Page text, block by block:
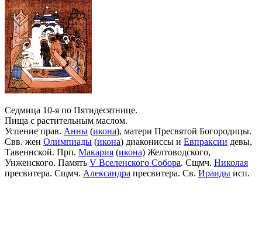
Седмица 10-я по Пятидесятнице.
Пища с растительным маслом.
Успение прав. Анны (икона), матери Пресвятой Богородицы.
Свв. жен Олимпиады (икона) диакониссы и Евпраксии девы,
Тавеннской. Прп. Макария (икона) Желтоводского,
Унженского. Память V Вселенского Собора. Сщмч. Николая
пресвитера. Сщмч. Александра пресвитера. Св. Ираиды исп.